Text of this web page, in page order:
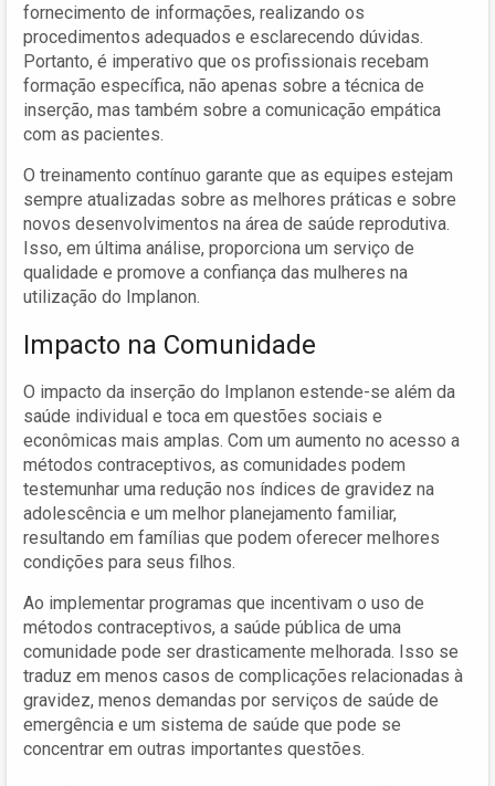
fornecimento de informações, realizando os
procedimentos adequados e esclarecendo dúvidas.
Portanto, é imperativo que os profissionais recebam
formação específica, não apenas sobre a técnica de
inserção, mas também sobre a comunicação empática
com as pacientes.
O treinamento contínuo garante que as equipes estejam
sempre atualizadas sobre as melhores práticas e sobre
novos desenvolvimentos na área de saúde reprodutiva.
Isso, em última análise, proporciona um serviço de
qualidade e promove a confiança das mulheres na
utilização do Implanon.
Impacto na Comunidade
O impacto da inserção do Implanon estende-se além da
saúde individual e toca em questões sociais e
econômicas mais amplas. Com um aumento no acesso a
métodos contraceptivos, as comunidades podem
testemunhar uma redução nos índices de gravidez na
adolescência e um melhor planejamento familiar,
resultando em famílias que podem oferecer melhores
condições para seus filhos.
Ao implementar programas que incentivam o uso de
métodos contraceptivos, a saúde pública de uma
comunidade pode ser drasticamente melhorada. Isso se
traduz em menos casos de complicações relacionadas à
gravidez, menos demandas por serviços de saúde de
emergência e um sistema de saúde que pode se
concentrar em outras importantes questões.